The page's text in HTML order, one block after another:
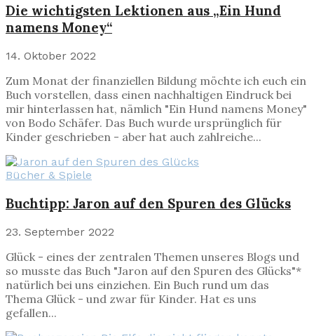
Die wichtigsten Lektionen aus „Ein Hund
namens Money“
14. Oktober 2022
Zum Monat der finanziellen Bildung möchte ich euch ein
Buch vorstellen, dass einen nachhaltigen Eindruck bei
mir hinterlassen hat, nämlich "Ein Hund namens Money"
von Bodo Schäfer. Das Buch wurde ursprünglich für
Kinder geschrieben - aber hat auch zahlreiche...
Bücher & Spiele
Buchtipp: Jaron auf den Spuren des Glücks
23. September 2022
Glück - eines der zentralen Themen unseres Blogs und
so musste das Buch "Jaron auf den Spuren des Glücks"*
natürlich bei uns einziehen. Ein Buch rund um das
Thema Glück - und zwar für Kinder. Hat es uns
gefallen...